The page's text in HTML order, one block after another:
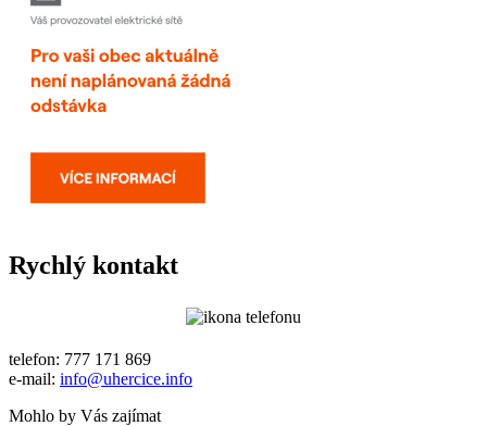
Rychlý kontakt
telefon: 777 171 869
e-mail: info@uhercice.info
Mohlo by Vás zajímat